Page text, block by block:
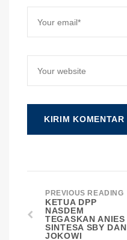
PREVIOUS READING
KETUA DPP
NASDEM
TEGASKAN ANIES
SINTESA SBY DAN
JOKOWI